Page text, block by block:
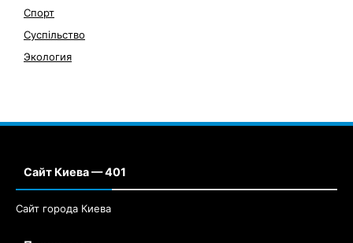
Спорт
Суспільство
Экология
Сайт Киева — 401
Сайт города Киева